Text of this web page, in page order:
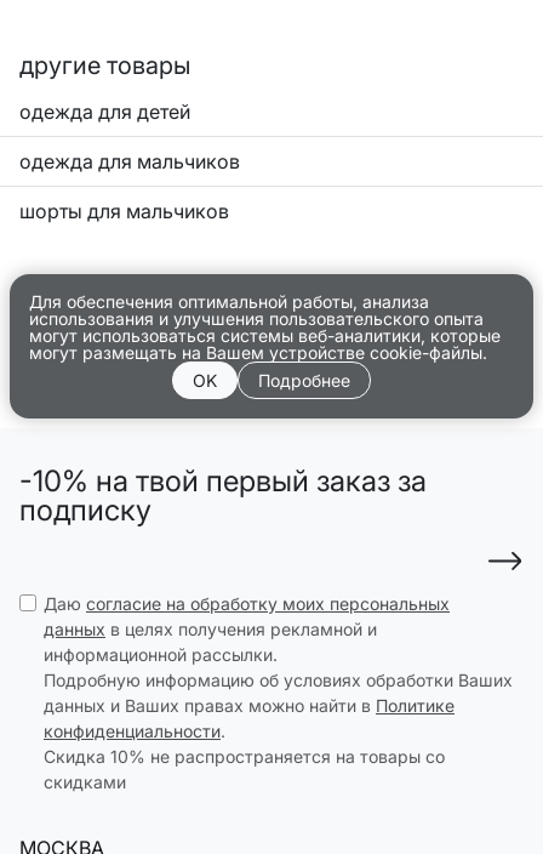
другие товары
одежда для детей
одежда для мальчиков
шорты для мальчиков
Для обеспечения оптимальной работы, анализа
использования и улучшения пользовательского опыта
могут использоваться системы веб-аналитики, которые
могут размещать на Вашем устройстве cookie-файлы.
OK
Подробнее
-10% на твой первый заказ за
подписку
Даю согласие на обработку моих персональных
данных в целях получения рекламной и
информационной рассылки.
Подробную информацию об условиях обработки Ваших
данных и Ваших правах можно найти в Политике
конфиденциальности.
Скидка 10% не распространяется на товары со
скидками
МОСКВА